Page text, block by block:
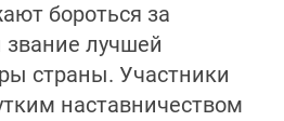
бороться за
лучшей
страны. Участники
наставничеством